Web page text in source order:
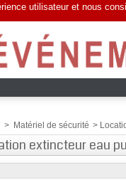
utilisateur et nous
> Matériel de sécurité >
extincteur eau